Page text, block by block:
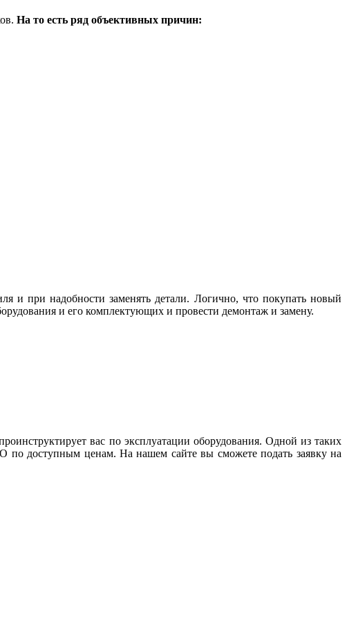
На то есть ряд объективных причин:
и при надобности заменять детали. Логично, что покупать новый
и его комплектующих и провести демонтаж и замену.
вас по эксплуатации оборудования. Одной из таких
по доступным ценам. На нашем сайте вы сможете подать заявку на